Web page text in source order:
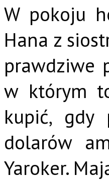
W pokoju
Hana z
prawdziwe
w którym
kupić, gdy
dolarów
Yaroker.